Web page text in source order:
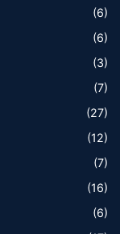
(6)
(6)
(3)
(7)
(27)
(12)
(7)
(16)
(6)